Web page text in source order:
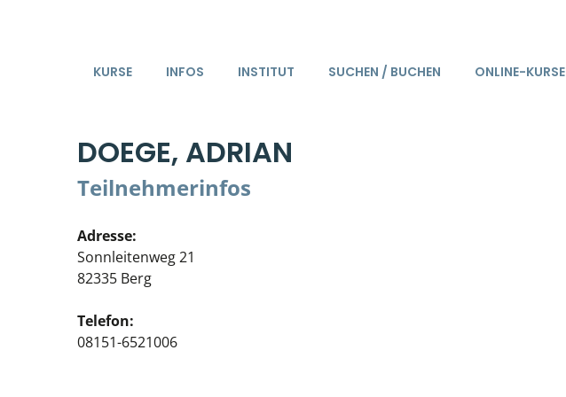
KURSE INFOS INSTITUT SUCHEN / BUCHEN ONLINE-KURSE
DOEGE, ADRIAN
Teilnehmerinfos
Adresse:
Sonnleitenweg 21
82335 Berg
Telefon:
08151-6521006